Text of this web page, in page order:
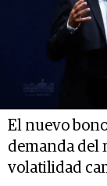
El nuevo
demanda del
volatilidad